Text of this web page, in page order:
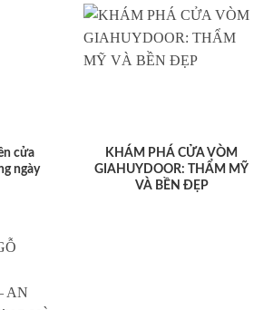
cửa
ngày
KHÁM PHÁ CỬA VÒM
GIAHUYDOOR: THẨM MỸ
VÀ BỀN ĐẸP